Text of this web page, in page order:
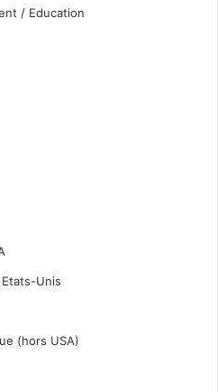
/ Education
Unis
(hors USA)